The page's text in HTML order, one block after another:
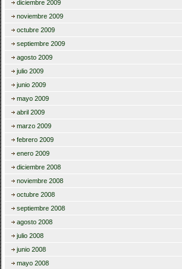
diciembre 2009
noviembre 2009
octubre 2009
septiembre 2009
agosto 2009
julio 2009
junio 2009
mayo 2009
abril 2009
marzo 2009
febrero 2009
enero 2009
diciembre 2008
noviembre 2008
octubre 2008
septiembre 2008
agosto 2008
julio 2008
junio 2008
mayo 2008